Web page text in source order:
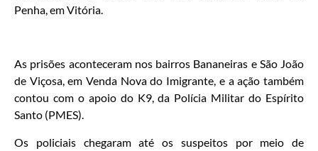
Penha, em Vitória.
As prisões aconteceram nos bairros Bananeiras e São João
de Viçosa, em Venda Nova do Imigrante, e a ação também
contou com o apoio do K9, da Polícia Militar do Espírito
Santo (PMES).
Os policiais chegaram até os suspeitos por meio de